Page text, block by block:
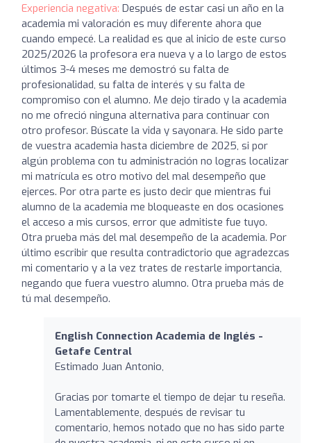
Experiencia negativa: Después de estar casi un año en la
academia mi valoración es muy diferente ahora que
cuando empecé. La realidad es que al inicio de este curso
2025/2026 la profesora era nueva y a lo largo de estos
últimos 3-4 meses me demostró su falta de
profesionalidad, su falta de interés y su falta de
compromiso con el alumno. Me dejo tirado y la academia
no me ofreció ninguna alternativa para continuar con
otro profesor. Búscate la vida y sayonara. He sido parte
de vuestra academia hasta diciembre de 2025, si por
algún problema con tu administración no logras localizar
mi matrícula es otro motivo del mal desempeño que
ejerces. Por otra parte es justo decir que mientras fui
alumno de la academia me bloqueaste en dos ocasiones
el acceso a mis cursos, error que admitiste fue tuyo.
Otra prueba más del mal desempeño de la academia. Por
último escribir que resulta contradictorio que agradezcas
mi comentario y a la vez trates de restarle importancia,
negando que fuera vuestro alumno. Otra prueba más de
tú mal desempeño.
English Connection Academia de Inglés -
Getafe Central
Estimado Juan Antonio,
Gracias por tomarte el tiempo de dejar tu reseña.
Lamentablemente, después de revisar tu
comentario, hemos notado que no has sido parte